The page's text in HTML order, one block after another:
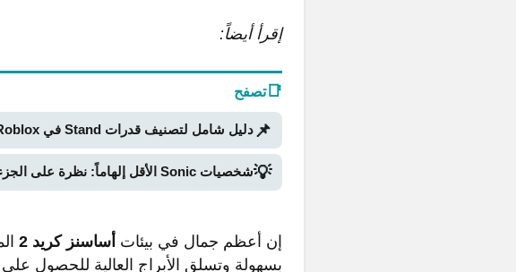
إقرأ أيضاً:
📑تصفح
📌دليل شامل لتصنيف قدرات Stand في Bridger Western Roblox (الجزء الثاني)
💡شخصيات Sonic الأقل إلهاماً: نظرة على الجزء الثاني
إن أعظم جمال في بيئات أساسنز كريد 2
بسهولة وتسلق الأبراج العالية للحصول